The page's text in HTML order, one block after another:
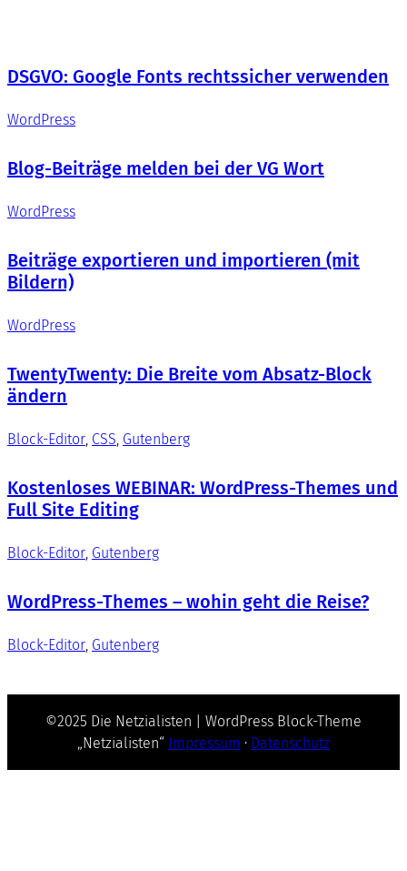
DSGVO: Google Fonts rechtssicher verwenden
WordPress
Blog-Beiträge melden bei der VG Wort
WordPress
Beiträge exportieren und importieren (mit
Bildern)
WordPress
TwentyTwenty: Die Breite vom Absatz-Block
ändern
Block-Editor, CSS, Gutenberg
Kostenloses WEBINAR: WordPress-Themes und
Full Site Editing
Block-Editor, Gutenberg
WordPress-Themes – wohin geht die Reise?
Block-Editor, Gutenberg
©2025 Die Netzialisten | WordPress Block-Theme
„Netzialisten“ Impressum · Datenschutz